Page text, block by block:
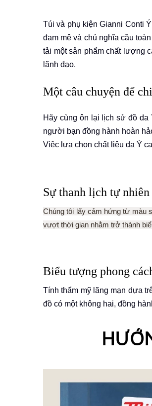
Túi và phụ kiện Gianni Conti
đam mê và chủ nghĩa cầu
tải một sản phẩm chất lượng
lãnh đạo.
Một câu chuyện để
Hãy cùng ôn lại lịch sử đồ
người bạn đồng hành hoàn
Việc lựa chọn chất liệu da Ý
Sự thanh lịch tự nhiên
Chúng tôi lấy cảm hứng từ màu
vượt thời gian nhằm trở thành
Biểu tượng phong
Tính thẩm mỹ lãng mạn dựa
đồ có một không hai, đồng